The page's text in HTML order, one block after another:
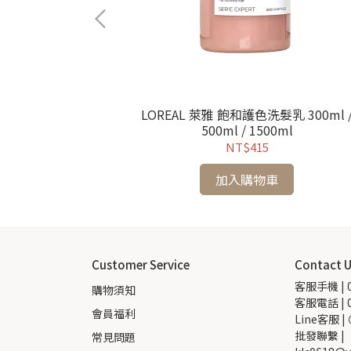
LOREAL 萊雅 飽和護色洗髮乳 300ml
500ml / 1500ml
NT$415
加入購物車
Customer Service
購物須知
會員福利
常見問題
Contact
客服手機 |
客服電話 |
Line客服 |
批發聯繫 |